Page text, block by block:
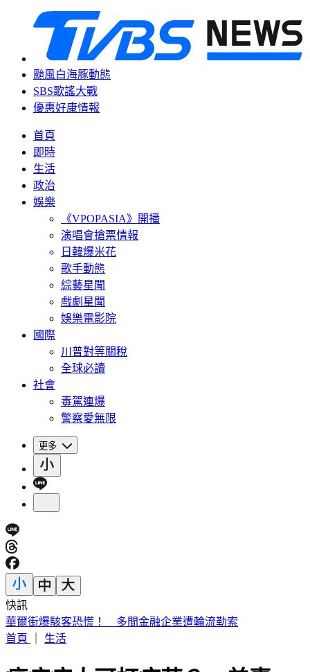
颱風白海豚動態
SBS歌謠大戰
優惠好康情報
首頁
即時
生活
政治
娛樂
《VPOPASIA》開播
演唱會搶票情報
日韓爆米花
歌手動態
綜藝星聞
戲劇星聞
娛樂電影院
國際
川普對等關稅
全球必讀
社會
毒駕連爆
警察愛無限
更多
快訊
快訊／警報狂響！大雷雨炸半小時 北北桃注意9級強陣風、
強降雨